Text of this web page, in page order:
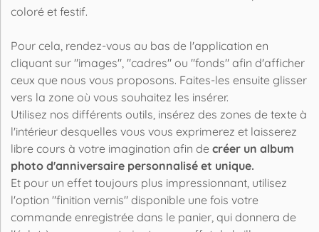
coloré et festif.
Pour cela, rendez-vous au bas de l'application en
cliquant sur "images", "cadres" ou "fonds" afin d'afficher
ceux que nous vous proposons. Faites-les ensuite glisser
vers la zone où vous souhaitez les insérer.
Utilisez nos différents outils, insérez des zones de texte à
l'intérieur desquelles vous vous exprimerez et laisserez
libre cours à votre imagination afin de créer un album
photo d'anniversaire personnalisé et unique.
Et pour un effet toujours plus impressionnant, utilisez
l'option "finition vernis" disponible une fois votre
commande enregistrée dans le panier, qui donnera de